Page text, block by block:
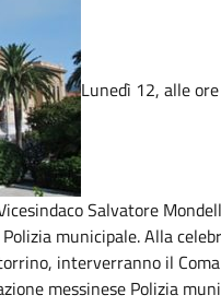
Lunedì 12, alle
Salvatore
municipale. Alla
interverranno il
messinese Polizia